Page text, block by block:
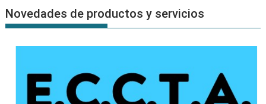
Novedades de productos y servicios